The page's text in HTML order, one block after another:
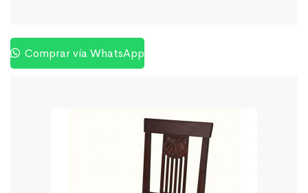
Comprar vía WhatsApp